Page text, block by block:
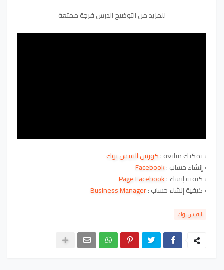
للمزيد من التوضيح الدرس فرجة ممتعة
› يمكنك متابعة :كورس الفيس بوك
›إنشاء حساب :Facebook
›كيفية إنشاء :Page Facebook
›كيفية إنشاء حساب :Business Manager
الفيس بوك